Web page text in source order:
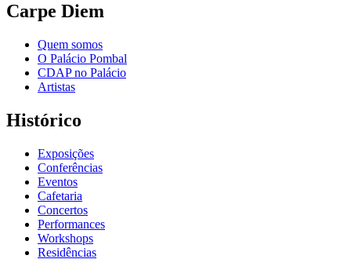
Carpe Diem
Quem somos
O Palácio Pombal
CDAP no Palácio
Artistas
Histórico
Exposições
Conferências
Eventos
Cafetaria
Concertos
Performances
Workshops
Residências